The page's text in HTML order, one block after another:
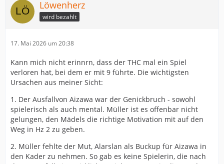
Löwenherz
wird bezahlt
17. Mai 2026 um 20:38
Kann mich nicht erinnrn, dass der THC mal ein Spiel
verloren hat, bei dem er mit 9 führte. Die wichtigsten
Ursachen aus meiner Sicht:
1. Der Ausfallvon Aizawa war der Genickbruch - sowohl
spielerisch als auch mental. Müller ist es offenbar nicht
gelungen, den Mädels die richtige Motivation mit auf den
Weg in Hz 2 zu geben.
2. Müller fehlte der Mut, Alarslan als Buckup für Aizawa in
den Kader zu nehmen. So gab es keine Spielerin, die nach